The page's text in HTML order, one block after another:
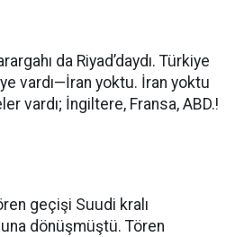
da Riyad’daydı. Türkiye
vardı—İran yoktu. İran yoktu
vardı; İngiltere, Fransa, ABD.!
geçişi Suudi kralı
dönüşmüştü. Tören